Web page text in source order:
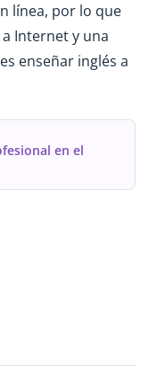
línea, por lo que
Internet y una
enseñar inglés a
en el